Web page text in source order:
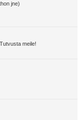
jne)
meile!